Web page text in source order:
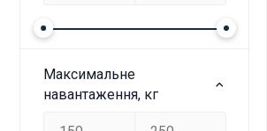
Максимальне
навантаження, кг